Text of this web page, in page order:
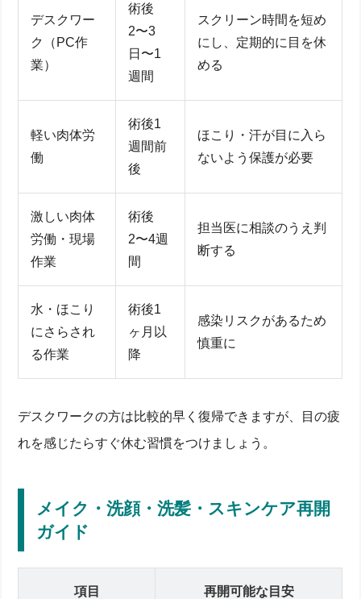
デスクワー
ク（PC作
業）
術後
2〜3
日〜1
週間
スクリーン時間を短め
にし、定期的に目を休
める
軽い肉体労
働
術後1
週間前
後
ほこり・汗が目に入ら
ないよう保護が必要
激しい肉体
労働・現場
作業
術後
2〜4週
間
担当医に相談のうえ判
断する
水・ほこり
にさらされ
る作業
術後1
ヶ月以
降
感染リスクがあるため
慎重に
デスクワークの方は比較的早く復帰できますが、目の疲
れを感じたらすぐ休む習慣をつけましょう。
メイク・洗顔・洗髪・スキンケア再開
ガイド
項目 再開可能な目安